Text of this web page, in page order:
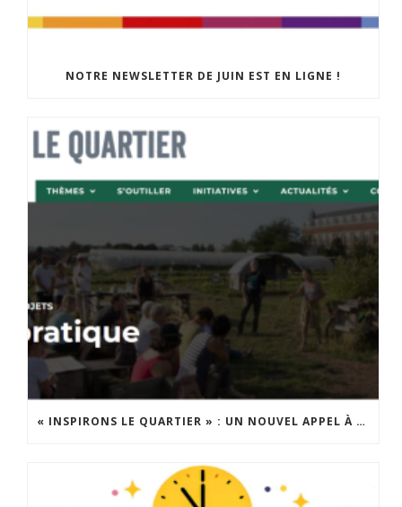
NOTRE NEWSLETTER DE JUIN EST EN LIGNE !
« INSPIRONS LE QUARTIER » : UN NOUVEL APPEL À PROJETS EST LANCÉ !